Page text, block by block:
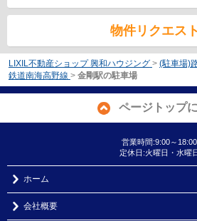
物件リクエスト
LIXIL不動産ショップ 興和ハウジング > (駐車場)
鉄道南海高野線 > 金剛駅の駐車場
ページトップ
営業時間:9:00～18:00
定休日:火曜日・水曜
ホーム
会社概要